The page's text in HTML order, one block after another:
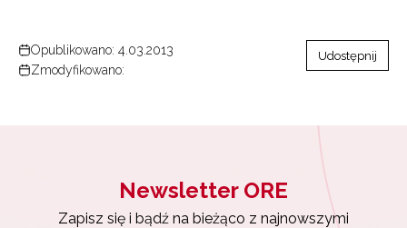
Opublikowano: 4.03.2013
Zmodyfikowano:
Udostępnij
Newsletter ORE
Zapisz się i bądź na bieżąco z najnowszymi